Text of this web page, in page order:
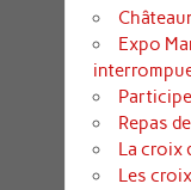
Expo
Repas
La croix
Les